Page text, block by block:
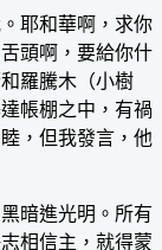
耶和華啊，求你
頭啊，要給你什
羅騰木（小樹
帳棚之中，有禍
，但我發言，他
暗進光明。所有
相信主，就得蒙